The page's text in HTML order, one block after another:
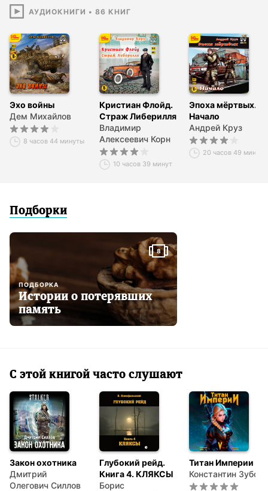
Звукорежиссёр Антон Овчинников
Музыка – audionautix.com
©&℗ ООО «1С-Паблишинг»
АУДИОКНИГИ • 86 КНИГ
Эхо войны
Дем Михайлов
8 часов 44 минуты
Кристиан Флойд.
Страж Либерилля
Владимир
Алексеевич Корн
10 часов 39 минут
Эпоха мёртвых.
Начало
Андрей Круз
20 часов 49 минут
Подборки
8
ПОДБОРКА
Истории о потерявших
память
С этой книгой часто слушают
Закон охотника
Дмитрий
Олегович Силлов
Глубокий рейд.
Книга 4. КЛЯКСЫ
Борис
Титан Империи 5
Константин Зубов